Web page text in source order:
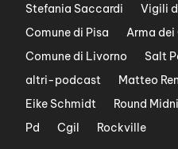
Stefania Saccardi
Vigili
Comune di Pisa
Arma dei
Comune di Livorno
Salt
altri-podcast
Matteo
Eike Schmidt
Round
Pd
Cgil Rockville